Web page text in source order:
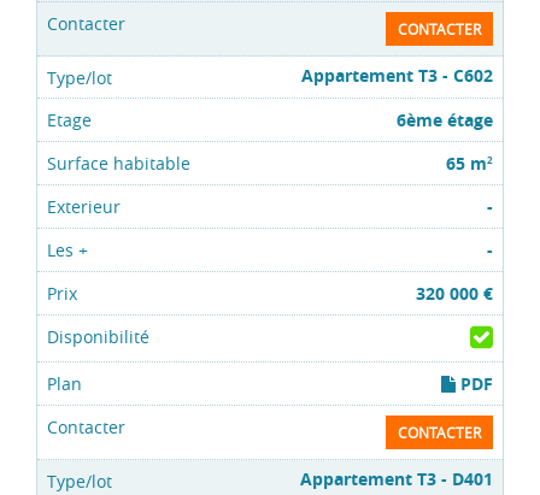
CONTACTER
Appartement T3 - C602
6ème étage
65 m2
-
-
320 000 €
PDF
CONTACTER
Appartement T3 - D401